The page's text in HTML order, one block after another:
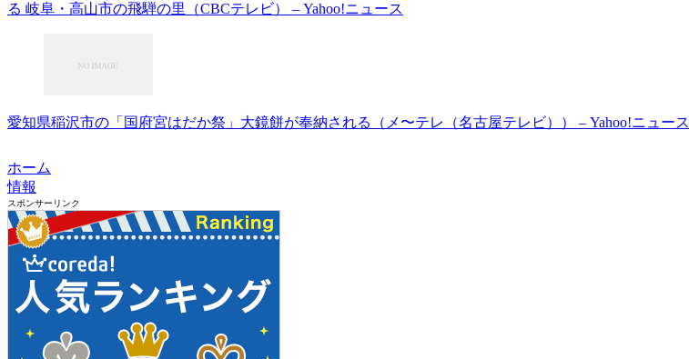
る 岐阜・高山市の飛騨の里（CBCテレビ） – Yahoo!ニュース
愛知県稲沢市の「国府宮はだか祭」大鏡餅が奉納される（メ〜テレ（名古屋テレビ）） – Yahoo!ニュース
ホーム
情報
スポンサーリンク